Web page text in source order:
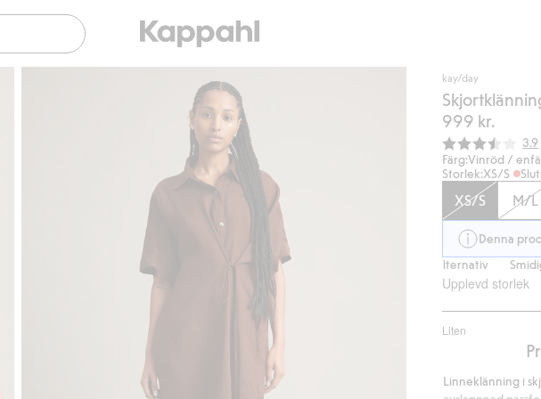
kay/day
999 kr.
3.9
Färg:Vinröd /
Storlek:XS/S
XS/S M/L
Denna
Smidig betalning med Klarna. Gratis fraktalternativ Smidig
Upplevd storlek
Liten
utav
33
Linneklänning i